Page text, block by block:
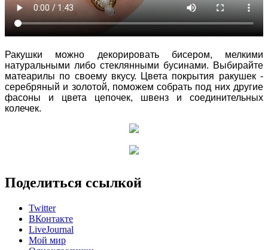
Ракушки можно декорировать бисером, мелкими
натуральными либо стеклянными бусинами. Выбирайте
матеарилы по своему вкусу. Цвета покрытия ракушек -
серебряный и золотой, поможем собрать под них другие
фасоны и цвета цепочек, швенз и соединительных
колечек.
Поделиться ссылкой
Twitter
ВКонтакте
LiveJournal
Мой мир